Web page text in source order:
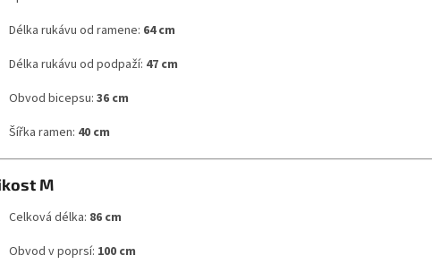
Délka rukávu od ramene: 64 cm
Délka rukávu od podpaží: 47 cm
Obvod bicepsu: 36 cm
Šířka ramen: 40 cm
M
Celková délka: 86 cm
Obvod v poprsí: 100 cm